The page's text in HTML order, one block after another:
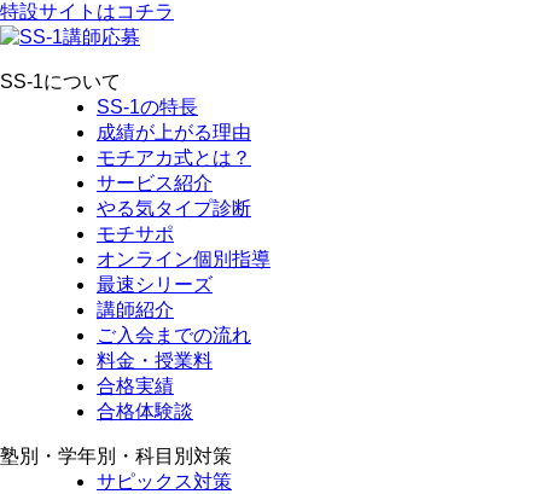
特設サイトはコチラ
SS-1について
SS-1の特長
成績が上がる理由
モチアカ式とは？
サービス紹介
やる気タイプ診断
モチサポ
オンライン個別指導
最速シリーズ
講師紹介
ご入会までの流れ
料金・授業料
合格実績
合格体験談
塾別・学年別・科目別対策
サピックス対策